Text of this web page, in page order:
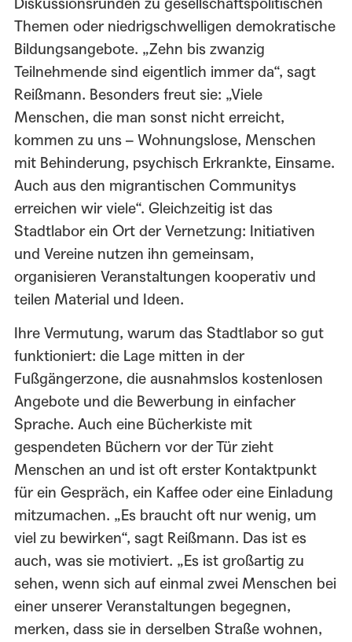
Themen oder niedrigschwelligen demokratische
Bildungsangebote. „Zehn bis zwanzig
Teilnehmende sind eigentlich immer da“, sagt
Reißmann. Besonders freut sie: „Viele
Menschen, die man sonst nicht erreicht,
kommen zu uns – Wohnungslose, Menschen
mit Behinderung, psychisch Erkrankte, Einsame.
Auch aus den migrantischen Communitys
erreichen wir viele“. Gleichzeitig ist das
Stadtlabor ein Ort der Vernetzung: Initiativen
und Vereine nutzen ihn gemeinsam,
organisieren Veranstaltungen kooperativ und
teilen Material und Ideen.
Ihre Vermutung, warum das Stadtlabor so gut
funktioniert: die Lage mitten in der
Fußgängerzone, die ausnahmslos kostenlosen
Angebote und die Bewerbung in einfacher
Sprache. Auch eine Bücherkiste mit
gespendeten Büchern vor der Tür zieht
Menschen an und ist oft erster Kontaktpunkt
für ein Gespräch, ein Kaffee oder eine Einladung
mitzumachen. „Es braucht oft nur wenig, um
viel zu bewirken“, sagt Reißmann. Das ist es
auch, was sie motiviert. „Es ist großartig zu
sehen, wenn sich auf einmal zwei Menschen bei
einer unserer Veranstaltungen begegnen,
merken, dass sie in derselben Straße wohnen,